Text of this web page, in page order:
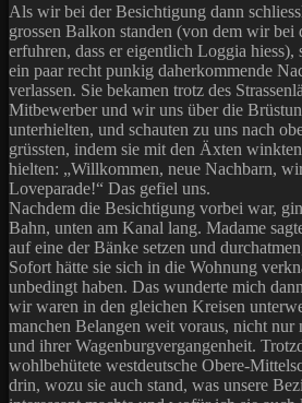
Als wir bei der Besichtigung dann
grossen Balkon standen (von dem wir bei
erfuhren, dass er eigentlich Loggia
ein paar recht punkig daherkommende
verlassen. Sie bekamen trotz des
Mitbewerber und wir uns über die
unterhielten, und schauten zu uns nach
grüssten, indem sie mit den Äxten
hielten: „Willkommen, neue Nachbarn,
Loveparade!“ Das gefiel uns.
Nachdem die Besichtigung vorbei war,
Bahn, unten am Kanal lang. Madame
auf eine der Bänke setzen und
Sofort hätte sie sich in die Wohnung
unbedingt haben. Das wunderte mich
wir waren in den gleichen Kreisen
manchen Belangen weit voraus, nicht
und ihrer Wagenburgvergangenheit.
wohlbehütete westdeutsche Obere-
drin, wozu sie auch stand, was unsere